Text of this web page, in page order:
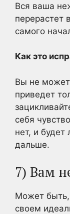
Вся ваша
перерастет
самого
Как это
Вы не
приведет
себя
нет, и
дальше.
7) Вам
Может быть,
своем